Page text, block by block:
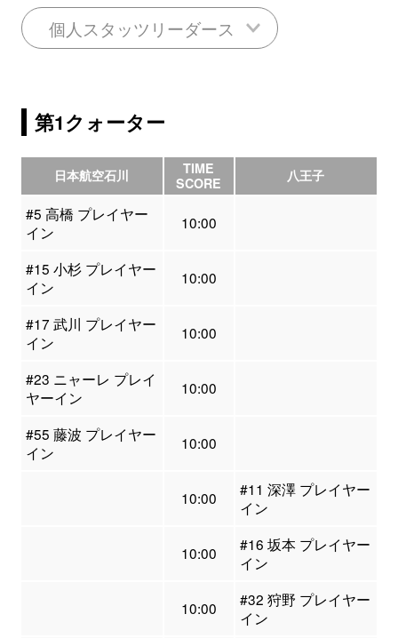
個人スタッツリーダース
第1クォーター
日本航空石川
TIME
SCORE
八王子
#5 高橋 プレイヤー
イン
10:00
#15 小杉 プレイヤー
イン
10:00
#17 武川 プレイヤー
イン
10:00
#23 ニャーレ プレイ
ヤーイン
10:00
#55 藤波 プレイヤー
イン
10:00
10:00
#11 深澤 プレイヤー
イン
10:00
#16 坂本 プレイヤー
イン
10:00
#32 狩野 プレイヤー
イン